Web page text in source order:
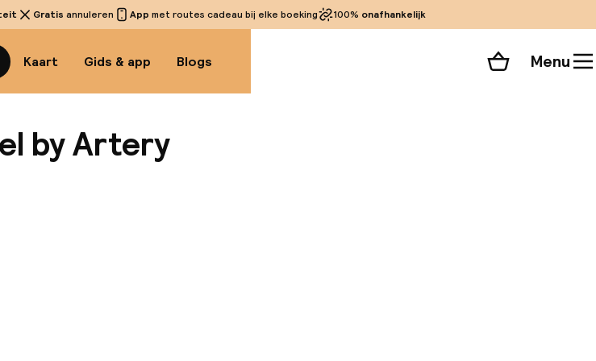
Gratis annuleren App met routes cadeau bij elke boeking 100% onafhankelijk
Kaart Gids & app Blogs Winkelmand
Menu
by Artery
accommodatie: